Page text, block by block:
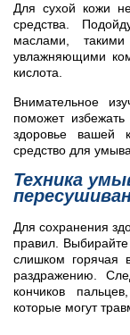
Для сухой кожи
средства.
маслами,
увлажняющими
кислота.
Внимательное
поможет
здоровье вашей
средство для
Техника
Для сохранения
правил.
слишком горячая
раздражению.
кончиков
которые могут